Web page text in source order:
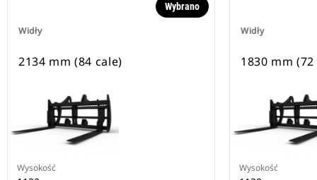
Widły
Wybrano
2134 mm (84 cale)
Wysokość
Widły
1830 mm
Wysokość